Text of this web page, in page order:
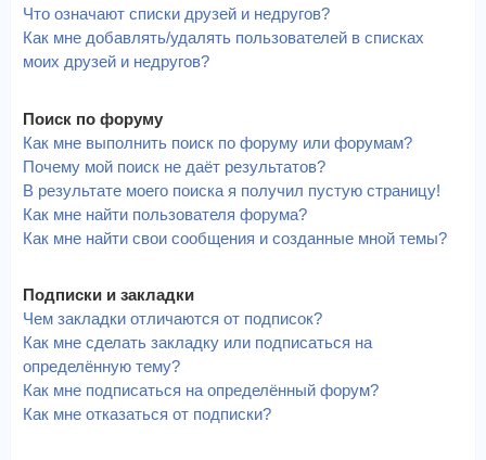
Что означают списки друзей и недругов?
Как мне добавлять/удалять пользователей в списках
моих друзей и недругов?
Поиск по форуму
Как мне выполнить поиск по форуму или форумам?
Почему мой поиск не даёт результатов?
В результате моего поиска я получил пустую страницу!
Как мне найти пользователя форума?
Как мне найти свои сообщения и созданные мной темы?
Подписки и закладки
Чем закладки отличаются от подписок?
Как мне сделать закладку или подписаться на
определённую тему?
Как мне подписаться на определённый форум?
Как мне отказаться от подписки?